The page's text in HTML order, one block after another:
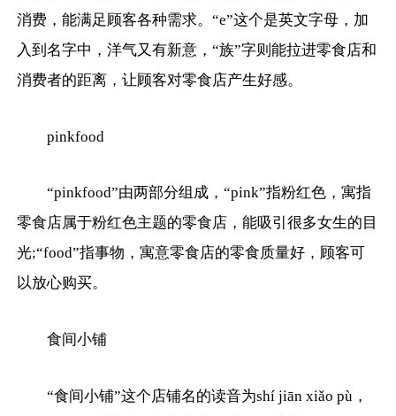
消费，能满足顾客各种需求。“e”这个是英文字母，加
入到名字中，洋气又有新意，“族”字则能拉进零食店和
消费者的距离，让顾客对零食店产生好感。
pinkfood
“pinkfood”由两部分组成，“pink”指粉红色，寓指
零食店属于粉红色主题的零食店，能吸引很多女生的目
光;“food”指事物，寓意零食店的零食质量好，顾客可
以放心购买。
食间小铺
“食间小铺”这个店铺名的读音为shí jiān xiǎo pù，